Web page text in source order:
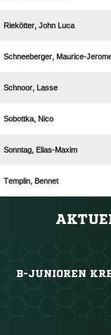
  

 
 
 
 
B-JUNIOREN